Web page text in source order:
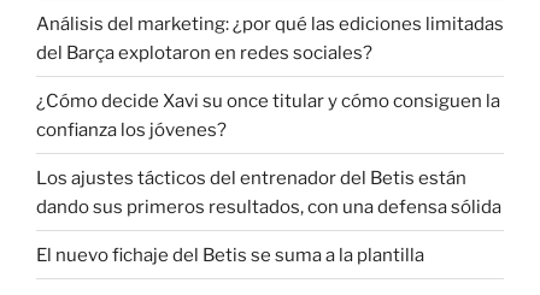
Análisis del marketing: ¿por qué las ediciones limitadas
del Barça explotaron en redes sociales?
¿Cómo decide Xavi su once titular y cómo consiguen la
confianza los jóvenes?
Los ajustes tácticos del entrenador del Betis están
dando sus primeros resultados, con una defensa sólida
El nuevo fichaje del Betis se suma a la plantilla